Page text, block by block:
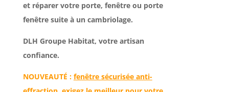
et réparer votre porte, fenêtre ou porte
fenêtre suite à un cambriolage.
DLH Groupe Habitat, votre artisan
confiance.
NOUVEAUTÉ : fenêtre sécuriséeanti-